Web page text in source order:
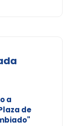
a
de